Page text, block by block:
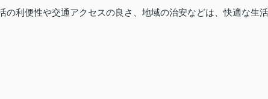
利便性や交通アクセスの良さ、地域の治安などは、快適な生活